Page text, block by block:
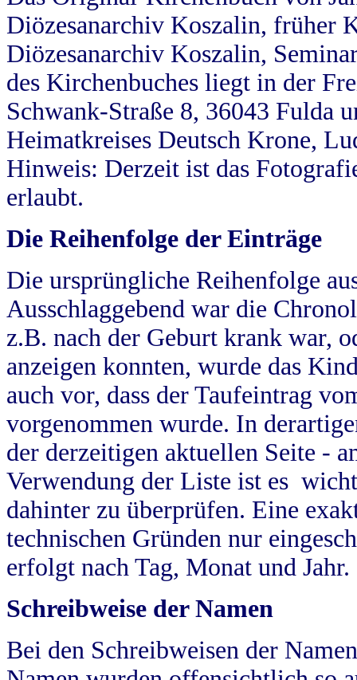
Diözesanarchiv Koszalin, früher
Diözesanarchiv Koszalin,
des Kirchenbuches liegt in der
Schwank-Straße 8, 36043 Fulda
Heimatkreises Deutsch Krone,
Hinweis: Derzeit ist das
erlaubt.
Die Reihenfolge der Einträge
Die ursprüngliche Reihenfolge
Ausschlaggebend war die
z.B. nach der Geburt krank war,
anzeigen konnten, wurde das
auch vor, dass der Taufeintrag
vorgenommen wurde. In
der derzeitigen aktuellen Seite -
Verwendung der Liste ist es
dahinter zu überprüfen. Eine
technischen Gründen nur
erfolgt nach Tag, Monat und Jahr.
Schreibweise der Namen
Bei den Schreibweisen der